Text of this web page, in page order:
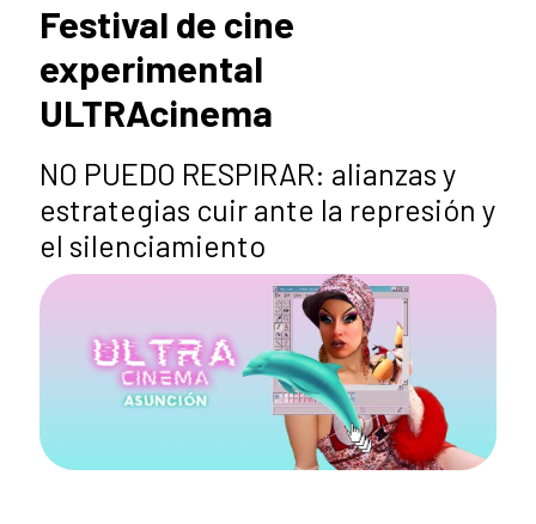
Festival de cine
experimental
ULTRAcinema
NO PUEDO RESPIRAR: alianzas y
estrategias cuir ante la represión y
el silenciamiento